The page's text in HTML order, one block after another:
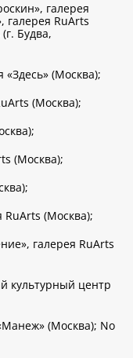
галерея
галерея RuArts
Будва,
«Здесь» (Москва);
(Москва);
(Москва);
(Москва);
галерея RuArts
культурный центр
(Москва); No